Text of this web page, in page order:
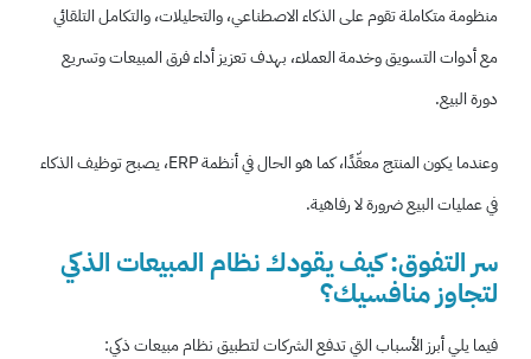
منظومة متكاملة تقوم على الذكاء الاصطناعي، والتحليلات، والتكامل التلقائي
مع أدوات التسويق وخدمة العملاء، بهدف تعزيز أداء فرق المبيعات وتسريع
دورة البيع.
وعندما يكون المنتج معقّدًا، كما هو الحال في أنظمة ERP، يصبح توظيف الذكاء
في عمليات البيع ضرورة لا رفاهية.
سر التفوق: كيف يقودك نظام المبيعات الذكي
لتجاوز منافسيك؟
فيما يلي أبرز الأسباب التي تدفع الشركات لتطبيق نظام مبيعات ذكي: